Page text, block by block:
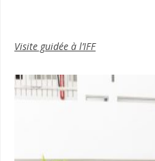
Visite guidée à l’IFF